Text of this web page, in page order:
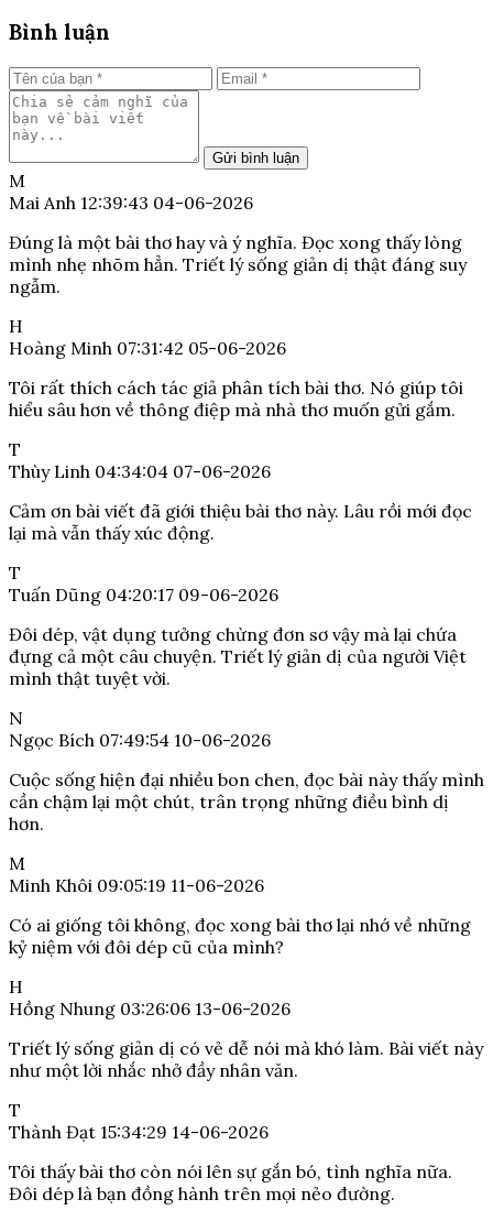
Bình luận
Gửi bình luận
M
Mai Anh 12:39:43 04-06-2026
Đúng là một bài thơ hay và ý nghĩa. Đọc xong thấy lòng
mình nhẹ nhõm hẳn. Triết lý sống giản dị thật đáng suy
ngẫm.
H
Hoàng Minh 07:31:42 05-06-2026
Tôi rất thích cách tác giả phân tích bài thơ. Nó giúp tôi
hiểu sâu hơn về thông điệp mà nhà thơ muốn gửi gắm.
T
Thùy Linh 04:34:04 07-06-2026
Cảm ơn bài viết đã giới thiệu bài thơ này. Lâu rồi mới đọc
lại mà vẫn thấy xúc động.
T
Tuấn Dũng 04:20:17 09-06-2026
Đôi dép, vật dụng tưởng chừng đơn sơ vậy mà lại chứa
đựng cả một câu chuyện. Triết lý giản dị của người Việt
mình thật tuyệt vời.
N
Ngọc Bích 07:49:54 10-06-2026
Cuộc sống hiện đại nhiều bon chen, đọc bài này thấy mình
cần chậm lại một chút, trân trọng những điều bình dị
hơn.
M
Minh Khôi 09:05:19 11-06-2026
Có ai giống tôi không, đọc xong bài thơ lại nhớ về những
kỷ niệm với đôi dép cũ của mình?
H
Hồng Nhung 03:26:06 13-06-2026
Triết lý sống giản dị có vẻ dễ nói mà khó làm. Bài viết này
như một lời nhắc nhở đầy nhân văn.
T
Thành Đạt 15:34:29 14-06-2026
Tôi thấy bài thơ còn nói lên sự gắn bó, tình nghĩa nữa.
Đôi dép là bạn đồng hành trên mọi nẻo đường.